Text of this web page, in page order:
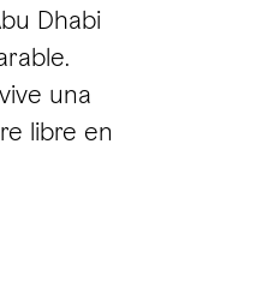
Dhabi
una
libre en